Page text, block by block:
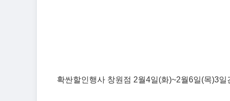
확싼할인행사 창원점 2월4일(화)~2월6일(목)3일